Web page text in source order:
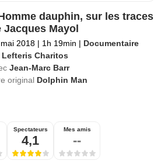
dauphin, sur les traces
Jacques Mayol
2018 | 1h 19min | Documentaire
Lefteris Charitos
Jean-Marc Barr
original Dolphin Man
Spectateurs
4,1
Mes amis
--